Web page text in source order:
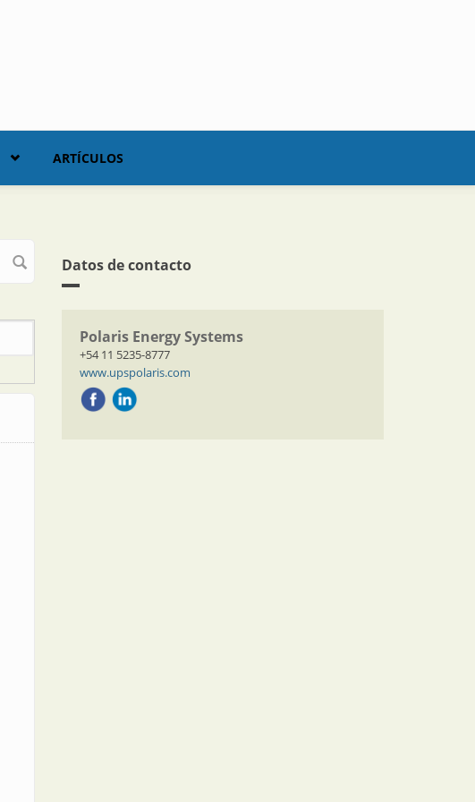
ARTÍCULOS
Datos de contacto
Polaris Energy Systems
+54 11 5235-8777
www.upspolaris.com